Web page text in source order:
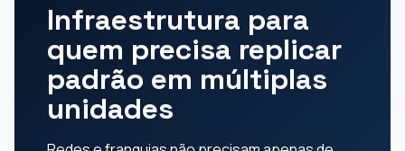
Infraestrutura para
quem precisa replicar
padrão em múltiplas
unidades